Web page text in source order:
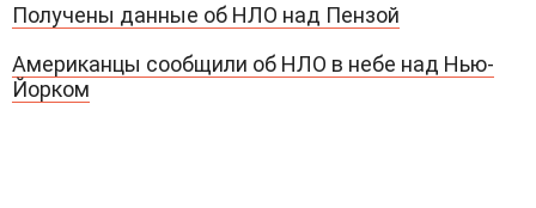
Получены данные об НЛО над Пензой
Американцы сообщили об НЛО в небе над Нью-
Йорком